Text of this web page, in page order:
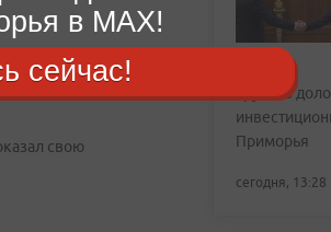
триллиона
свою
Трутнев
Приморья
сегодня, 13:28
в MAX!
сейчас!